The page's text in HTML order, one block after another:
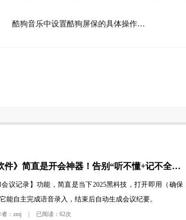
酷狗音乐中设置酷狗屏保的具体操作步骤
这款《AI会议记录软件》简直是开会神器！告别“听不懂+记不全”焦虑！
议记录】功能，简直是当下2025黑科技，打开即用（确保
能自主完成语音录入，结束后自动生成会议纪要。
者：zmj 已阅读：62次